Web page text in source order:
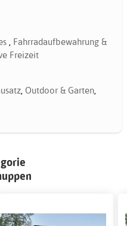
, Fahrradaufbewahrung &
Freizeit
, Outdoor & Garten,